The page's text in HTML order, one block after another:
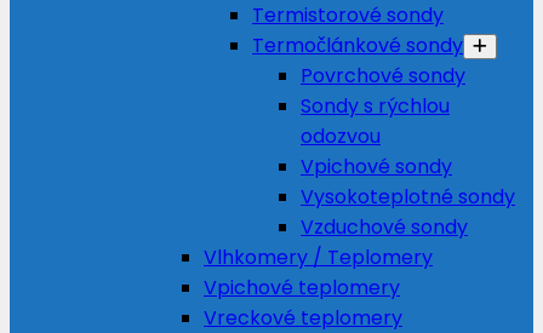
Termistorové sondy
Termočlánkové sondy
Povrchové sondy
Sondy s rýchlou
odozvou
Vpichové sondy
Vysokoteplotné sondy
Vzduchové sondy
Vlhkomery / Teplomery
Vpichové teplomery
Vreckové teplomery